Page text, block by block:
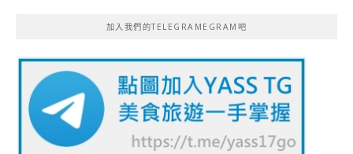
加入我們的TELEGRAMEGRAM吧